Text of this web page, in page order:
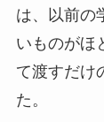
は、以前の
いものがほ
て渡すだけ
た。